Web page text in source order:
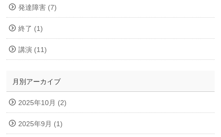
発達障害 (7)
終了 (1)
講演 (11)
月別アーカイブ
2025年10月 (2)
2025年9月 (1)